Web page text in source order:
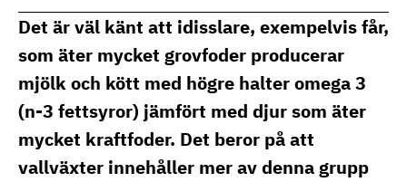
lamm
eva.salomon@ri.se
Det är väl känt att idisslare, exempelvis får,
som äter mycket grovfoder producerar
mjölk och kött med högre halter omega 3
(n-3 fettsyror) jämfört med djur som äter
mycket kraftfoder. Det beror på att
vallväxter innehåller mer av denna grupp